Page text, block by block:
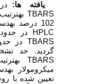
یافته­ ها:
102 درصد
تعیین شده با